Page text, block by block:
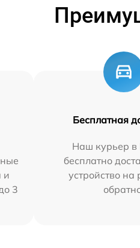
и
3
Бесплатная
Наш курьер в
бесплатно
устройство на